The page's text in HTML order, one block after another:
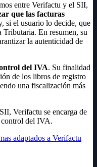
entre Verifactu y el SII,
que las facturas
si el usuario lo decide, que
Tributaria. En resumen, su
la autenticidad de
del IVA. Su finalidad
de los libros de registro
una fiscalización más
Verifactu se encarga de
control del IVA.
adaptados a Verifactu